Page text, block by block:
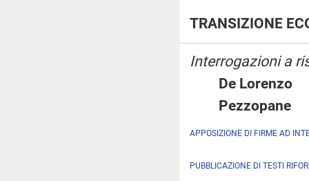
TRANSIZIONE
Interrogazioni a
De
APPOSIZIONE DI FIRME AD
PUBBLICAZIONE DI TESTI